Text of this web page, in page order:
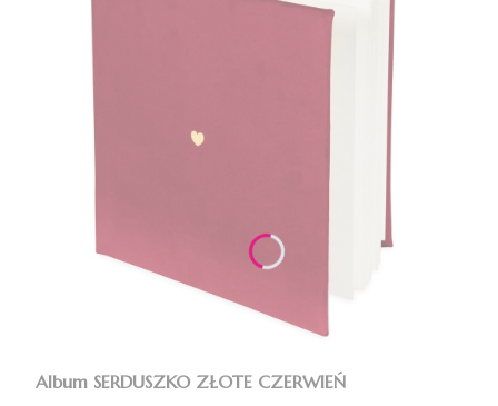
Album SERDUSZKO ZŁOTE CZERWIEŃ